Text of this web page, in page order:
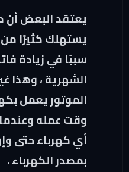
يعتقد البعض أن
يستهلك كثيرًا
سببًا في زيادة
الشهرية ، وهذا
وقت عمله
أي كهرباء حتى
بمصدر الكهرباء .